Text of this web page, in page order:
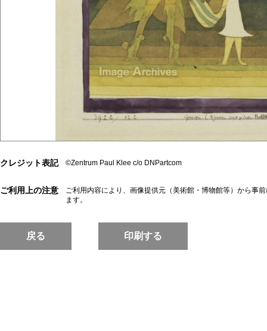
クレジット表記 ©Zentrum Paul Klee c/o DNPartcom
ご利用上の注意
ご利用内容により、画像提供元（美術館・博物館等）から事
ます。
戻る 印刷する